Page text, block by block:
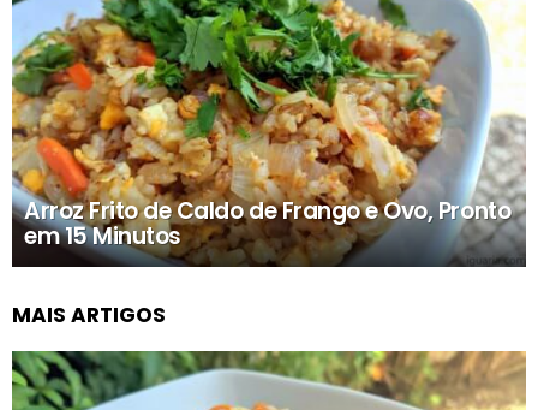
Arroz Frito de Caldo de Frango e Ovo, Pronto
em 15 Minutos
MAIS ARTIGOS